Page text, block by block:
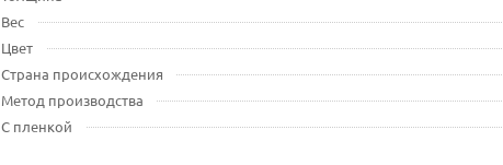
Вес
Цвет
Страна происхождения
Метод производства
С пленкой